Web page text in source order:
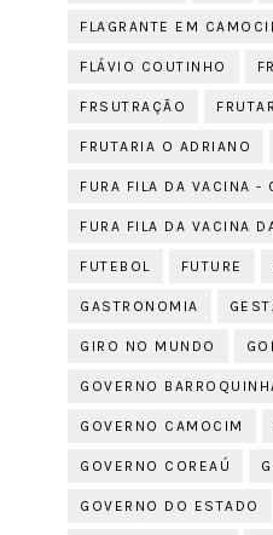
FLAGRANTE EM
FLÁVIO COUTINHO
FRSUTRAÇÃO
FRUTARIA O ADRIANO
FURA FILA DA VACINA -
FURA FILA DA VACINA
FUTEBOL FUTURE
GASTRONOMIA
GIRO NO MUNDO
GOVERNO
GOVERNO CAMOCIM
GOVERNO COREAÚ
GOVERNO DO ESTADO